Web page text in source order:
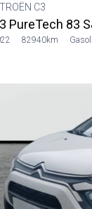
C3
PureTech 83
82940km